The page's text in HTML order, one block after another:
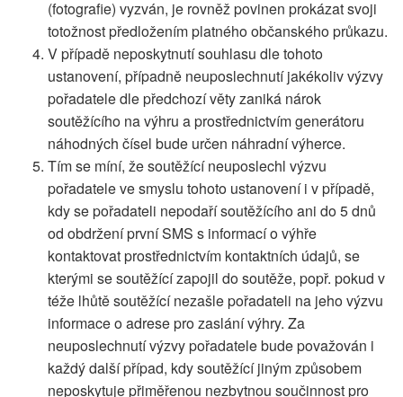
(fotografie) vyzván, je rovněž povinen prokázat svoji
totožnost předložením platného občanského průkazu.
V případě neposkytnutí souhlasu dle tohoto
ustanovení, případně neuposlechnutí jakékoliv výzvy
pořadatele dle předchozí věty zaniká nárok
soutěžícího na výhru a prostřednictvím generátoru
náhodných čísel bude určen náhradní výherce.
Tím se míní, že soutěžící neuposlechl výzvu
pořadatele ve smyslu tohoto ustanovení i v případě,
kdy se pořadateli nepodaří soutěžícího ani do 5 dnů
od obdržení první SMS s informací o výhře
kontaktovat prostřednictvím kontaktních údajů, se
kterými se soutěžící zapojil do soutěže, popř. pokud v
téže lhůtě soutěžící nezašle pořadateli na jeho výzvu
informace o adrese pro zaslání výhry. Za
neuposlechnutí výzvy pořadatele bude považován i
každý další případ, kdy soutěžící jiným způsobem
neposkytuje přiměřenou nezbytnou součinnost pro